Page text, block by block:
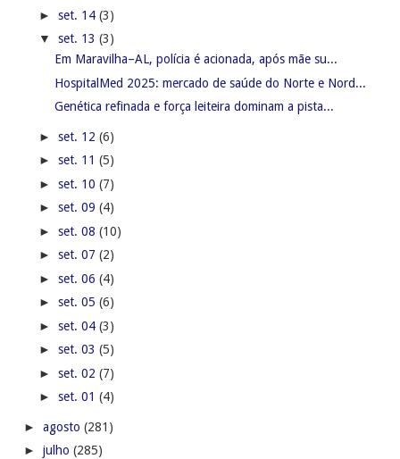
► set. 14 (3)
▼ set. 13 (3)
Em Maravilha–AL, polícia é acionada, após mãe su...
HospitalMed 2025: mercado de saúde do Norte e Nord...
Genética refinada e força leiteira dominam a pista...
► set. 12 (6)
► set. 11 (5)
► set. 10 (7)
► set. 09 (4)
► set. 08 (10)
► set. 07 (2)
► set. 06 (4)
► set. 05 (6)
► set. 04 (3)
► set. 03 (5)
► set. 02 (7)
► set. 01 (4)
► agosto (281)
► julho (285)